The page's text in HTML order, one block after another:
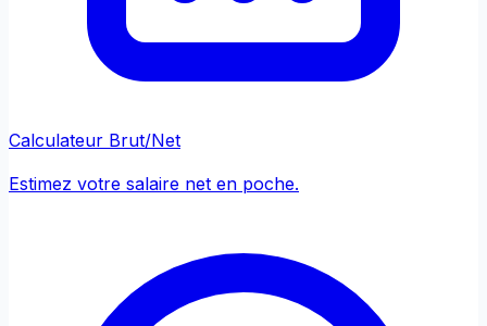
Calculateur Brut/Net
Estimez votre salaire net en poche.